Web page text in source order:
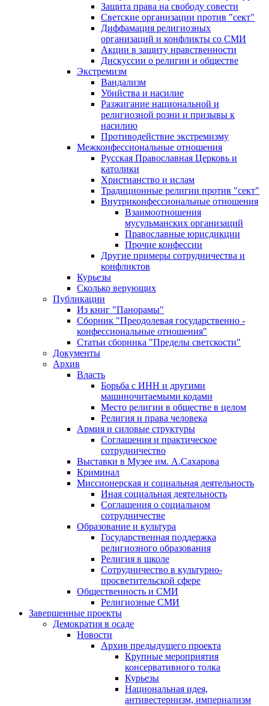
Защита права на свободу совести
Светские организации против "сект"
Диффамация религиозных
организаций и конфликты со СМИ
Акции в защиту нравственности
Дискуссии о религии и обществе
Экстремизм
Вандализм
Убийства и насилие
Разжигание национальной и
религиозной розни и призывы к
насилию
Противодействие экстремизму
Межконфессиональные отношения
Русская Православная Церковь и
католики
Христианство и ислам
Традиционные религии против "сект"
Внутриконфессиональные отношения
Взаимоотношения
мусульманских организаций
Православные юрисдикции
Прочие конфессии
Другие примеры сотрудничества и
конфликтов
Курьезы
Сколько верующих
Публикации
Из книг "Панорамы"
Сборник "Преодолевая государственно -
конфессиональные отношения"
Статьи сборника "Пределы светскости"
Документы
Архив
Власть
Борьба с ИНН и другими
машиночитаемыми кодами
Место религии в обществе в целом
Религия и права человека
Армия и силовые структуры
Соглашения и практическое
сотрудничество
Выставки в Музее им. А.Сахарова
Криминал
Миссионерская и социальная деятельность
Иная социальная деятельность
Соглашения о социальном
сотрудничестве
Образование и культура
Государственная поддержка
религиозного образования
Религия в школе
Сотрудничество в культурно-
просветительской сфере
Общественность и СМИ
Религиозные СМИ
Завершенные проекты
Демократия в осаде
Новости
Архив предыдущего проекта
Крупные мероприятия
консервативного толка
Курьезы
Национальная идея,
антивестернизм, империализм